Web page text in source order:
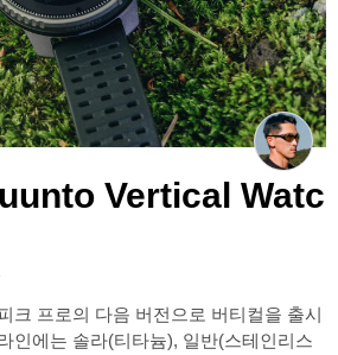
Vertical Watc
크 프로의 다음 버전으로 버티컬을 출시
인에는 솔라(티타늄), 일반(스테인리스